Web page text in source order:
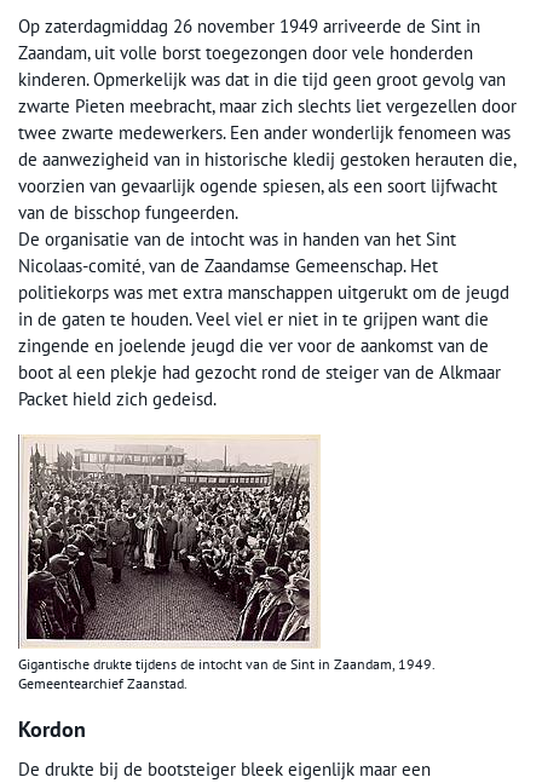
Op zaterdagmiddag 26 november 1949 arriveerde de Sint in
Zaandam, uit volle borst toegezongen door vele honderden
kinderen. Opmerkelijk was dat in die tijd geen groot gevolg van
zwarte Pieten meebracht, maar zich slechts liet vergezellen door
twee zwarte medewerkers. Een ander wonderlijk fenomeen was
de aanwezigheid van in historische kledij gestoken herauten die,
voorzien van gevaarlijk ogende spiesen, als een soort lijfwacht
van de bisschop fungeerden.
De organisatie van de intocht was in handen van het Sint
Nicolaas-comité‚ van de Zaandamse Gemeenschap. Het
politiekorps was met extra manschappen uitgerukt om de jeugd
in de gaten te houden. Veel viel er niet in te grijpen want die
zingende en joelende jeugd die ver voor de aankomst van de
boot al een plekje had gezocht rond de steiger van de Alkmaar
Packet hield zich gedeisd.
Gigantische drukte tijdens de intocht van de Sint in Zaandam, 1949.
Gemeentearchief Zaanstad.
Kordon
De drukte bij de bootsteiger bleek eigenlijk maar een